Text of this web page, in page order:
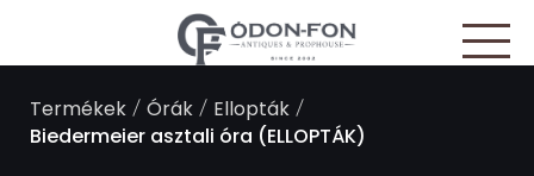
Termékek/Órák/ Ellopták/
Biedermeier asztali óra (ELLOPTÁK)